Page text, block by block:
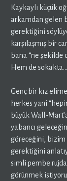
Kaykaylı küçük
arkamdan gelen
gerektiğini
karşılaşmış bir
bana “ne şekilde
Hem de sokakta…
Genç bir kız
herkes yani
büyük Wall-
yabancı
göreceğini, bizim
gerektiğini
simli pembe
görünmek